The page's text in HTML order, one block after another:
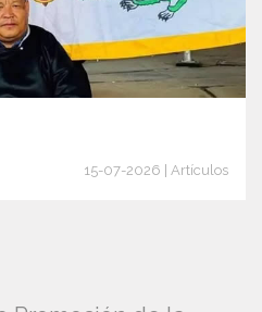
15-07-2026 | Artículos